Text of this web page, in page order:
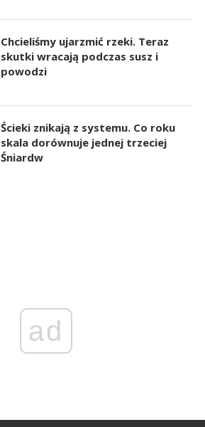
Chcieliśmy ujarzmić rzeki. Teraz
skutki wracają podczas susz i
powodzi
Ścieki znikają z systemu. Co roku
skala dorównuje jednej trzeciej
Śniardw
ad